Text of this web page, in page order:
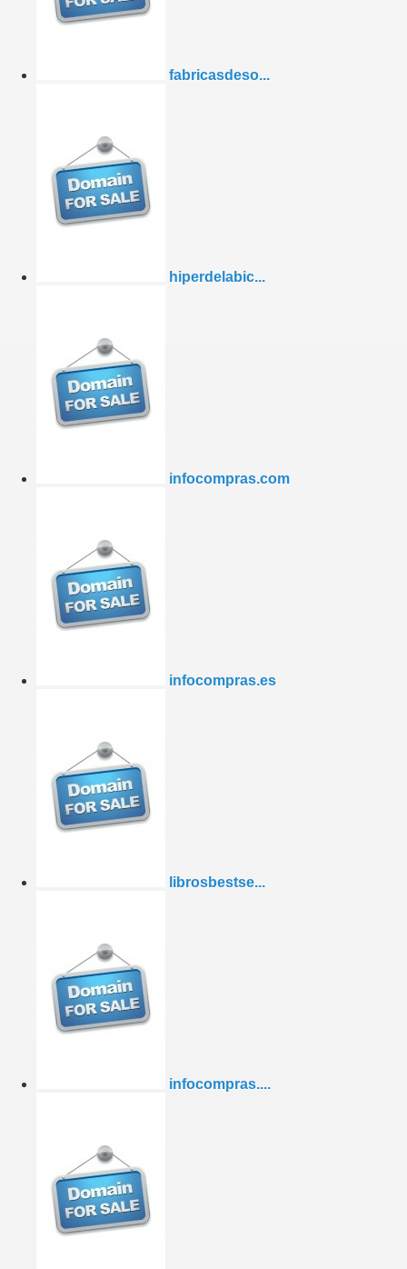
fabricasdeso...
hiperdelabic...
infocompras.com
infocompras.es
librosbestse...
infocompras....